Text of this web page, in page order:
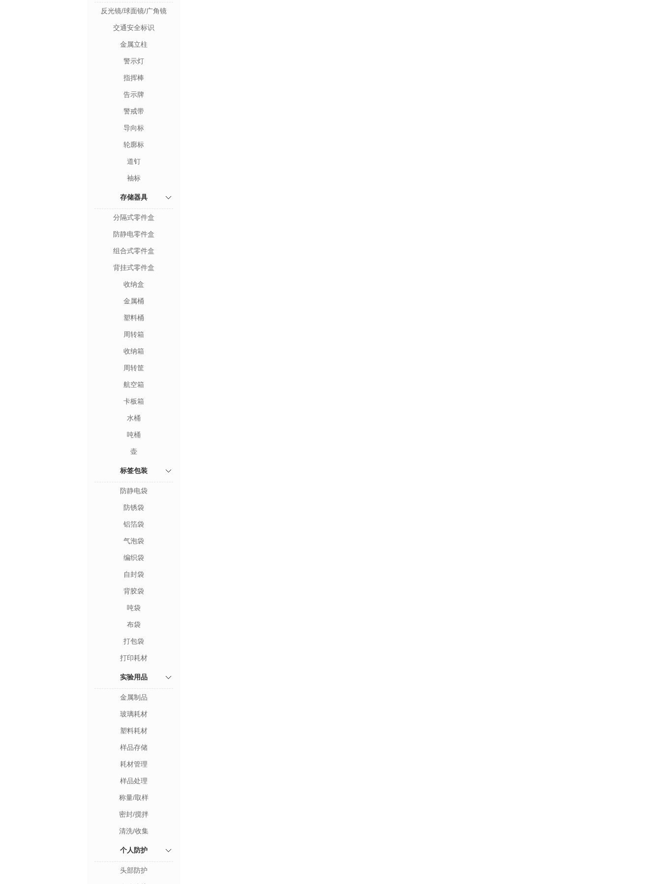
反光镜/球面镜/广角镜
交通安全标识
金属立柱
警示灯
指挥棒
告示牌
警戒带
导向标
轮廓标
道钉
袖标
存储器具
分隔式零件盒
防静电零件盒
组合式零件盒
背挂式零件盒
收纳盒
金属桶
塑料桶
周转箱
收纳箱
周转筐
航空箱
卡板箱
水桶
吨桶
壶
标签包装
防静电袋
防锈袋
铝箔袋
气泡袋
编织袋
自封袋
背胶袋
吨袋
布袋
打包袋
打印耗材
实验用品
金属制品
玻璃耗材
塑料耗材
样品存储
耗材管理
样品处理
称量/取样
密封/搅拌
清洗/收集
个人防护
头部防护